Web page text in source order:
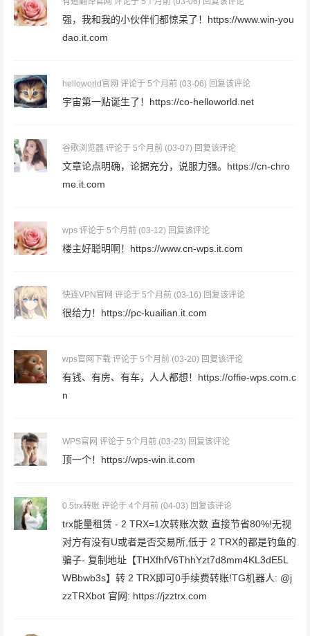
强，我和我的小伙伴们都惊呆了！https://www.win-you
dao.it.com
helloworld官网 评论于 5个月前 (03-06) 回复该评论
宇宙第一贴诞生了！https://co-helloworld.net
谷歌浏览器 评论于 5个月前 (03-07) 回复该评论
文章论点明确，论据充分，说服力强。https://cn-chro
me.it.com
wps 评论于 5个月前 (03-12) 回复该评论
楼主好聪明啊！https://www.cn-wps.it.com
快连VPN官网 评论于 5个月前 (03-16) 回复该评论
很给力！https://pc-kuailian.it.com
wps官网下载 评论于 5个月前 (03-20) 回复该评论
有钱、有房、有车，人人都想！https://offie-wps.com.c
n
WPS官网 评论于 5个月前 (03-23) 回复该评论
顶一个！https://wps-win.it.com
0.5trx转账 评论于 4个月前 (04-03) 回复该评论
trx能量租赁 - 2 TRX=1次转账次数 直接节省80%!无视
对方有没有U或者是否交易所,低于 2 TRX的都是钓鱼的
骗子- 复制地址【THXfhfV6ThhYzt7d8mm4KL3dE5L
WBbwb3s】转 2 TRX即可0手续费转账!TG机器人: @j
zzTRXbot 官网: https://jzztrx.com